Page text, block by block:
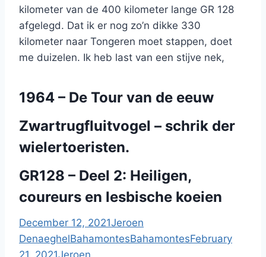
kilometer van de 400 kilometer lange GR 128
afgelegd. Dat ik er nog zo’n dikke 330
kilometer naar Tongeren moet stappen, doet
me duizelen. Ik heb last van een stijve nek,
1964 – De Tour van de eeuw
Zwartrugfluitvogel – schrik der
wielertoeristen.
GR128 – Deel 2: Heiligen,
coureurs en lesbische koeien
December 12, 2021Jeroen
DenaeghelBahamontesBahamontesFebruary
21, 2021Jeroen